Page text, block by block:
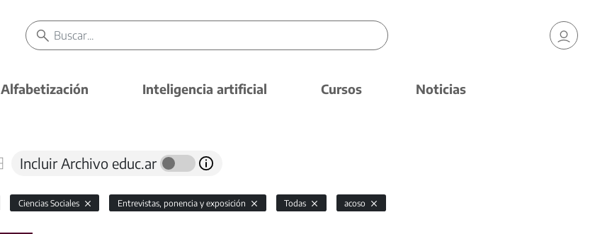
Alfabetización Inteligencia artificial Cursos Noticias
Incluir Archivo educ.ar
Ciencias Sociales Entrevistas, ponencia y exposición Todas acoso